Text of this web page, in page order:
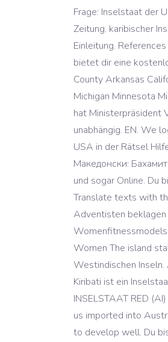
Frage: Inselstaat der
Zeitung. karibischer
Einleitung.
bietet dir eine
County Arkansas
Michigan Minnesota
hat Ministerpräsident
unabhängig. EN. We
USA in der Rätsel
Македонски:
und sogar Online. Du
Translate texts with
Adventisten
Womenfitnessmodels
Women The island
Westindischen
Kiribati ist ein
INSELSTAAT RED
us imported into
to develop well. Du